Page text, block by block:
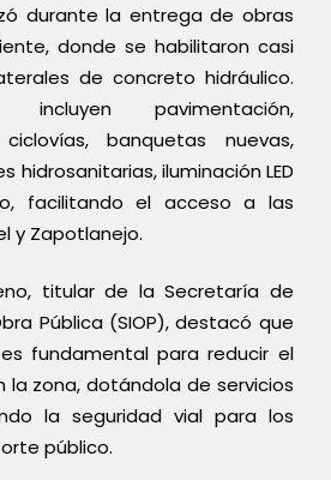
durante la entrega de obras
donde se habilitaron casi
de concreto hidráulico.
pavimentación,
banquetas nuevas,
hidrosanitarias, iluminación LED
facilitando el acceso a las
y Zapotlanejo.
titular de la Secretaría de
Pública (SIOP), destacó que
fundamental para reducir el
la zona, dotándola de servicios
la seguridad vial para los
público.